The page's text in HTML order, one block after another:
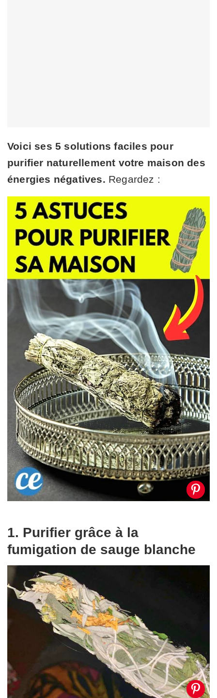
Voici ses 5 solutions faciles pour
purifier naturellement votre maison des
énergies négatives. Regardez :
1. Purifier grâce à la
fumigation de sauge blanche